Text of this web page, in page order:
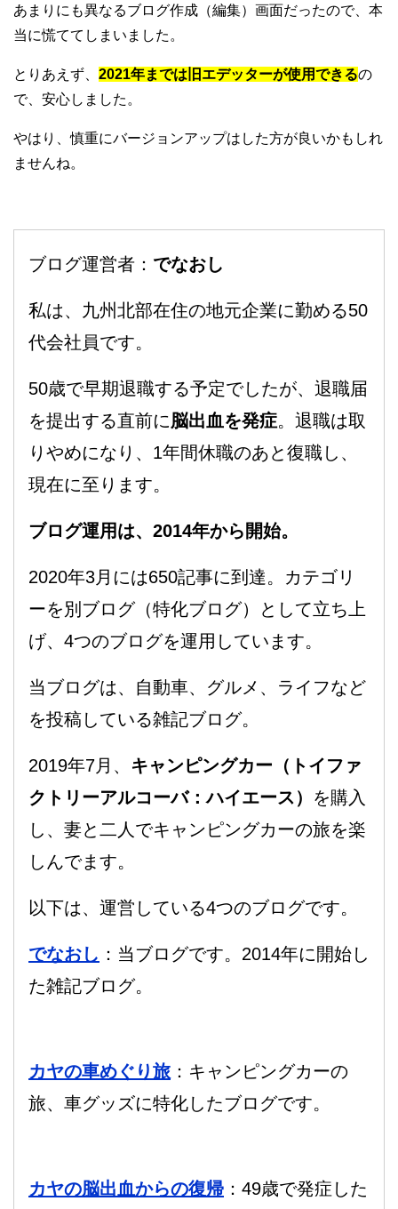
あまりにも異なるブログ作成（編集）画面だったので、本
当に慌ててしまいました。
とりあえず、 2021年までは旧エデッターが使用できるの
で、安心しました。
やはり、慎重にバージョンアップはした方が良いかもしれ
ませんね。
ブログ運営者： でなおし
私は、九州北部在住の地元企業に勤める50
代会社員です。
50歳で早期退職する予定でしたが、退職届
を提出する直前に脳出血を発症。退職は取
りやめになり、1年間休職のあと復職し、
現在に至ります。
ブログ運用は、2014年から開始。
2020年3月には650記事に到達。カテゴリ
ーを別ブログ（特化ブログ）として立ち上
げ、4つのブログを運用しています。
当ブログは、自動車、グルメ、ライフなど
を投稿している雑記ブログ。
2019年7月、 キャンピングカー（トイファ
クトリーアルコーバ：ハイエース） を購入
し、妻と二人でキャンピングカーの旅を楽
しんでます。
以下は、運営している4つのブログです。
でなおし ：当ブログです。2014年に開始し
た雑記ブログ。
カヤの車めぐり旅 ：キャンピングカーの
旅、車グッズに特化したブログです。
カヤの脳出血からの復帰 ：49歳で発症した